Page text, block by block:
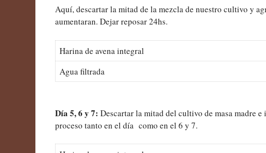
Aquí, descartar la mitad de la mezcla de nuestro cultivo y
aumentaran. Dejar reposar 24hs.
Harina de avena integral
Agua filtrada
Día 5, 6 y 7: Descartar la mitad del cultivo de masa madre
proceso tanto en el día como en el 6 y 7.